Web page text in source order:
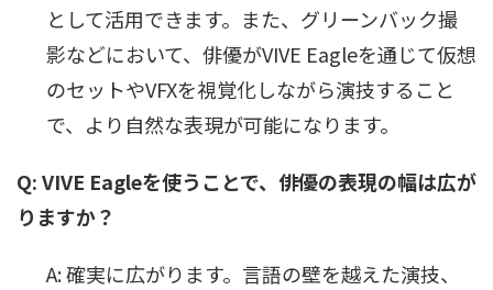
として活用できます。また、グリーンバック撮
影などにおいて、俳優がVIVE Eagleを通じて仮想
のセットやVFXを視覚化しながら演技すること
で、より自然な表現が可能になります。
Q: VIVE Eagleを使うことで、俳優の表現の幅は広が
りますか？
A: 確実に広がります。言語の壁を越えた演技、